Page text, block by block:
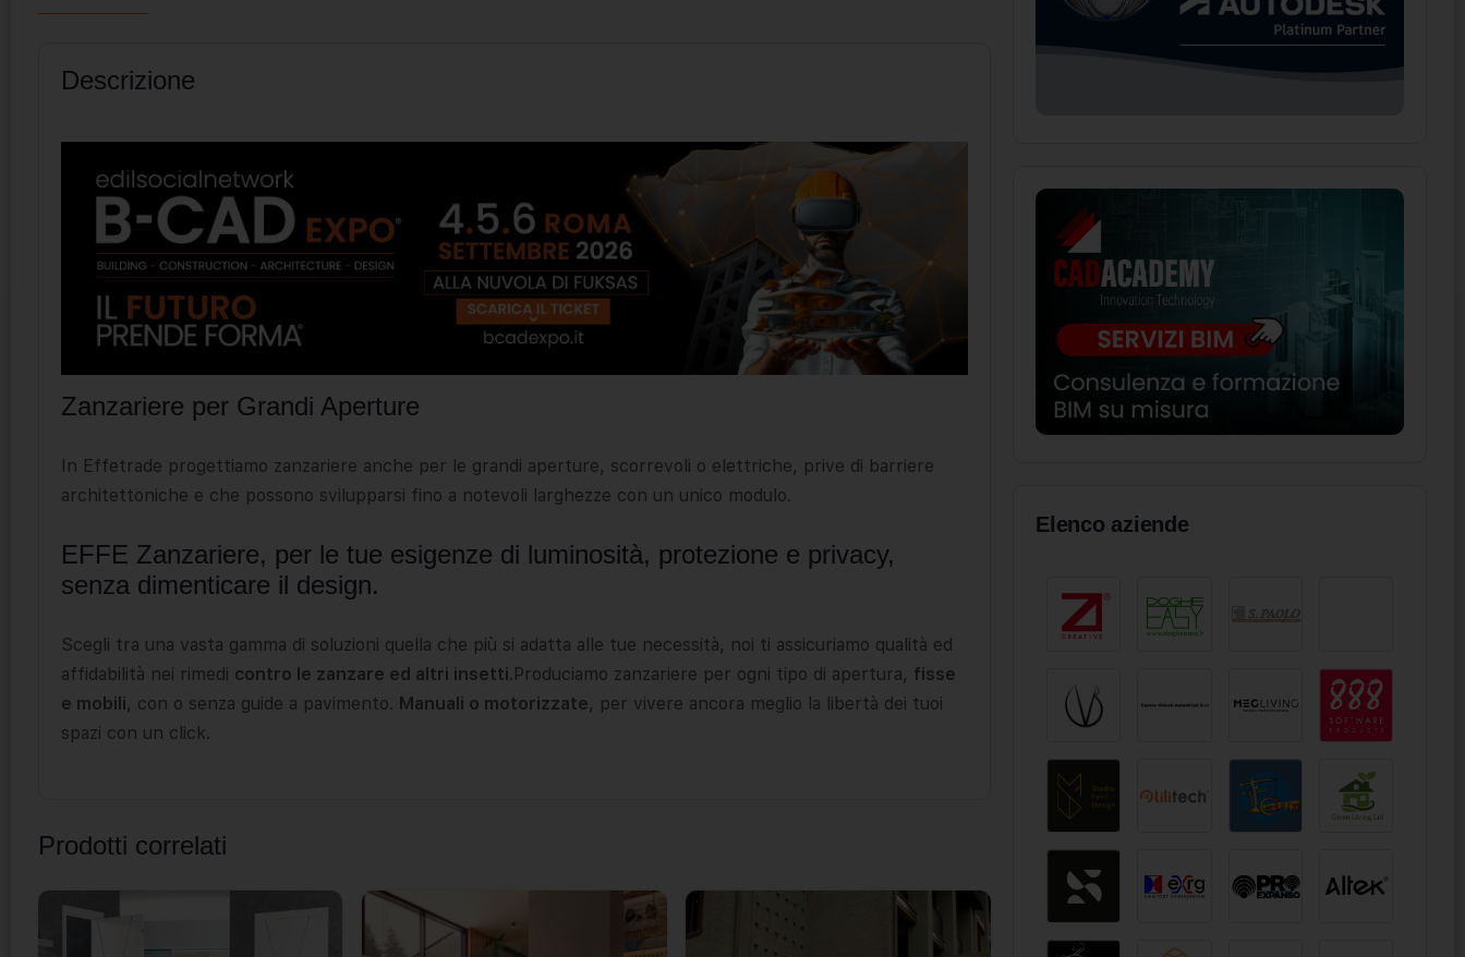
Descrizione
Zanzariere per Grandi Aperture
In Effetrade progettiamo zanzariere anche per le grandi aperture, scorrevoli o elettriche, prive di barriere
architettoniche e che possono svilupparsi fino a notevoli larghezze con un unico modulo.
EFFE Zanzariere, per le tue esigenze di luminosità, protezione e privacy,
senza dimenticare il design.
Scegli tra una vasta gamma di soluzioni quella che più si adatta alle tue necessità, noi ti assicuriamo qualità ed
affidabilità nei rimedi contro le zanzare ed altri insetti.Produciamo zanzariere per ogni tipo di apertura, fisse
e mobili, con o senza guide a pavimento. Manuali o motorizzate, per vivere ancora meglio la libertà dei tuoi
spazi con un click.
Prodotti correlati
Elenco aziende